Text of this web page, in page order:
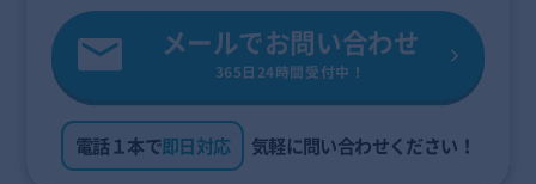
メールでお問い合わせ
365日24時間受付中！
電話１本で即日対応 気軽に問い合わせください！